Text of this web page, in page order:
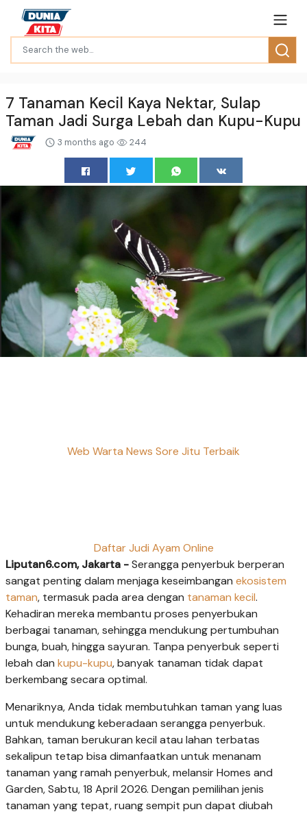
7 Tanaman Kecil Kaya Nektar, Sulap
Taman Jadi Surga Lebah dan Kupu-Kupu
3 months ago 244
Web Warta News Sore Jitu Terbaik
Daftar Judi Ayam Online
Liputan6.com, Jakarta -Serangga penyerbuk berperan
sangat penting dalam menjaga keseimbangan ekosistem
taman, termasuk pada area dengan tanaman kecil.
Kehadiran mereka membantu proses penyerbukan
berbagai tanaman, sehingga mendukung pertumbuhan
bunga, buah, hingga sayuran. Tanpa penyerbuk seperti
lebah dan kupu-kupu, banyak tanaman tidak dapat
berkembang secara optimal.
Menariknya, Anda tidak membutuhkan taman yang luas
untuk mendukung keberadaan serangga penyerbuk.
Bahkan, taman berukuran kecil atau lahan terbatas
sekalipun tetap bisa dimanfaatkan untuk menanam
tanaman yang ramah penyerbuk, melansir Homes and
Garden, Sabtu, 18 April 2026. Dengan pemilihan jenis
tanaman yang tepat, ruang sempit pun dapat diubah